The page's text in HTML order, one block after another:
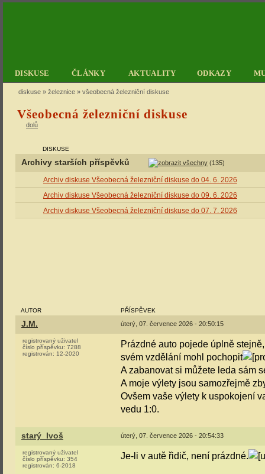
DISKUSE ČLÁNKY AKTUALITY ODKAZY
diskuse » železnice » všeobecná železniční diskuse
Všeobecná železniční diskuse
dolů
DISKUSE
Archivy starších příspěvků (135)
Archiv diskuse Všeobecná železniční diskuse do 04. 6. 2026
Archiv diskuse Všeobecná železniční diskuse do 09. 6. 2026
Archiv diskuse Všeobecná železniční diskuse do 07. 7. 2026
AUTOR PŘÍSPĚVEK
J.M. úterý, 07. července 2026 - 20:50:15
registrovaný uživatel
číslo příspěvku: 7288
registrován: 12-2020
Prázdné auto pojede úplně
svém vzdělání mohl pochopit
A zabanovat si můžete leda sám
A moje výlety jsou samozřejmě
Ovšem vaše výlety k uspokojení
vedu 1:0.
starý_Ivoš úterý, 07. července 2026 - 20:54:33
registrovaný uživatel
číslo příspěvku: 354
registrován: 6-2018
Je-li v autě řidič, není prázdné.